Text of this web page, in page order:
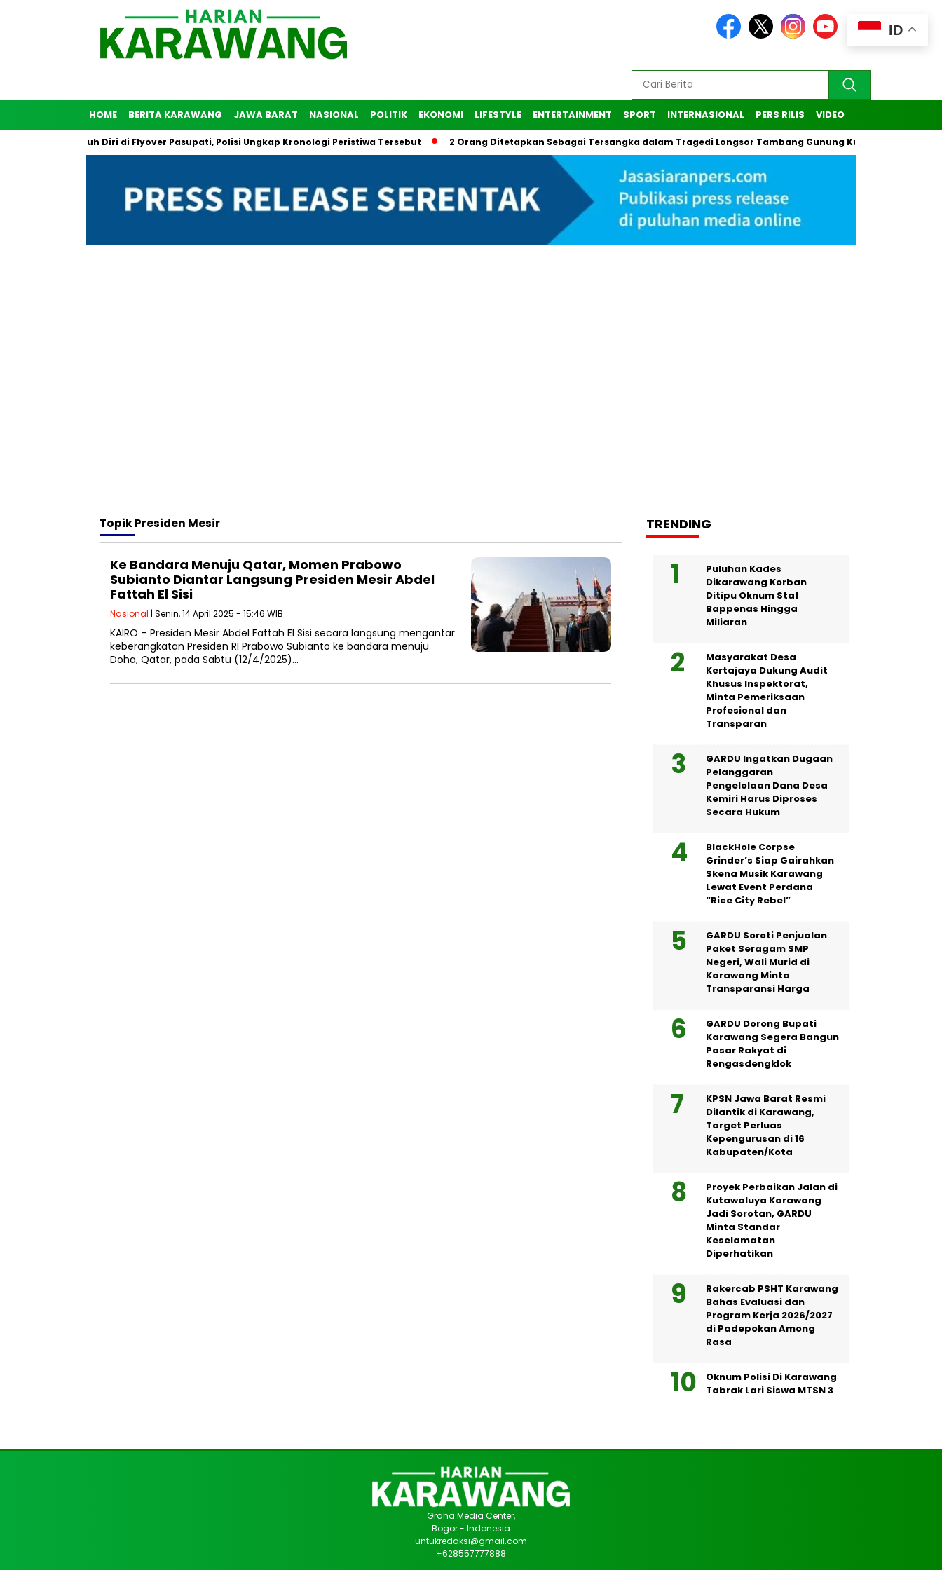
HOME BERITA KARAWANG JAWA BARAT NASIONAL POLITIK EKONOMI LIFESTYLE ENTERTAINMENT SPORT INTERNASIONAL PERS RILIS VIDEO
Coba Bunuh Diri di Flyover Pasupati, Polisi Ungkap Kronologi Peristiwa Tersebut 2 Orang Ditetapkan Sebagai Tersangka dalam Tragedi Longsor Tambang Gunung Kuda di Cirebon
TopikPresiden Mesir
Ke Bandara Menuju Qatar, Momen Prabowo
Subianto Diantar Langsung Presiden Mesir Abdel
Fattah El Sisi
Nasional | Senin, 14 April 2025 - 15:46 WIB
KAIRO – Presiden Mesir Abdel Fattah El Sisi secara langsung mengantar
keberangkatan Presiden RI Prabowo Subianto ke bandara menuju
Doha, Qatar, pada Sabtu (12/4/2025)…
TRENDING
Puluhan Kades
Dikarawang Korban
Ditipu Oknum Staf
Bappenas Hingga
Miliaran
Masyarakat Desa
Kertajaya Dukung Audit
Khusus Inspektorat,
Minta Pemeriksaan
Profesional dan
Transparan
GARDU Ingatkan Dugaan
Pelanggaran
Pengelolaan Dana Desa
Kemiri Harus Diproses
Secara Hukum
BlackHole Corpse
Grinder’s Siap Gairahkan
Skena Musik Karawang
Lewat Event Perdana
“Rice City Rebel”
GARDU Soroti Penjualan
Paket Seragam SMP
Negeri, Wali Murid di
Karawang Minta
Transparansi Harga
GARDU Dorong Bupati
Karawang Segera Bangun
Pasar Rakyat di
Rengasdengklok
KPSN Jawa Barat Resmi
Dilantik di Karawang,
Target Perluas
Kepengurusan di 16
Kabupaten/Kota
Proyek Perbaikan Jalan di
Kutawaluya Karawang
Jadi Sorotan, GARDU
Minta Standar
Keselamatan
Diperhatikan
Rakercab PSHT Karawang
Bahas Evaluasi dan
Program Kerja 2026/2027
di Padepokan Among
Rasa
Oknum Polisi Di Karawang
Tabrak Lari Siswa MTSN 3
ID
Graha Media Center,
Bogor - Indonesia
untukredaksi@gmail.com
+628557777888